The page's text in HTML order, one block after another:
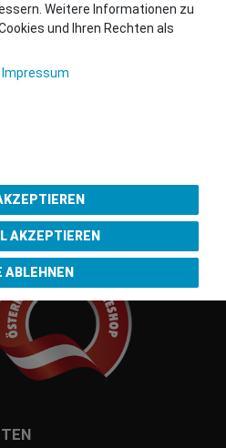
Purchase Team
Weitere Informationen zu
und Ihren Rechten als
Impressum
AKZEPTIEREN
ABLEHNEN